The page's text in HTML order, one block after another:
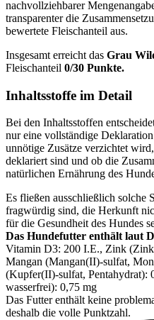
nachvollziehbarer
transparenter die
bewertete Fleischanteil aus.
Insgesamt erreicht das Grau
Fleischanteil 0/30 Punkte.
Inhaltsstoffe im Detail
Bei den Inhaltsstoffen
nur eine vollständige
unnötige Zusätze verzichtet
deklariert sind und ob die
natürlichen Ernährung des
Es fließen ausschließlich solche
fragwürdig sind, die Herkunft
für die Gesundheit des Hundes
Das Hundefutter enthält laut
Vitamin D3: 200 I.E., Zink
Mangan (Mangan(II)-sulfat,
(Kupfer(II)-sulfat, Pentahydrat):
wasserfrei): 0,75 mg
Das Futter enthält keine
deshalb die volle Punktzahl.